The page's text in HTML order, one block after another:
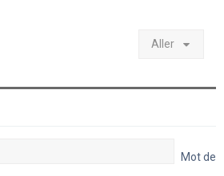
Aller
Mot de